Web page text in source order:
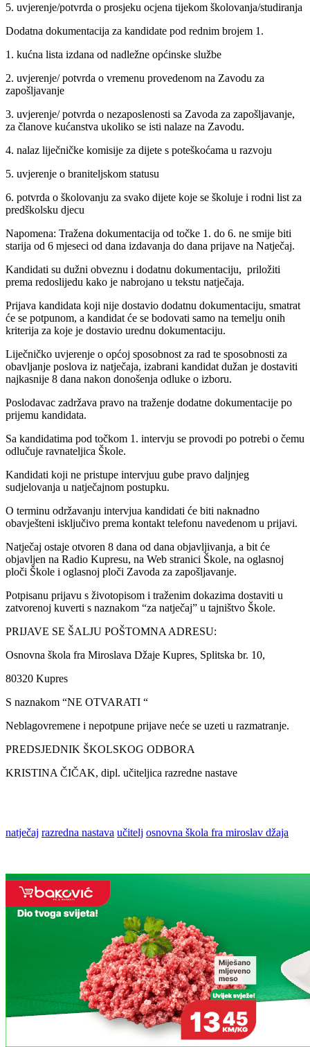
5. uvjerenje/potvrda o prosjeku ocjena tijekom školovanja/studiranja
Dodatna dokumentacija za kandidate pod rednim brojem 1.
1. kućna lista izdana od nadležne općinske službe
2. uvjerenje/ potvrda o vremenu provedenom na Zavodu za
zapošljavanje
3. uvjerenje/ potvrda o nezaposlenosti sa Zavoda za zapošljavanje,
za članove kućanstva ukoliko se isti nalaze na Zavodu.
4. nalaz liječničke komisije za dijete s poteškoćama u razvoju
5. uvjerenje o braniteljskom statusu
6. potvrda o školovanju za svako dijete koje se školuje i rodni list za
predškolsku djecu
Napomena: Tražena dokumentacija od točke 1. do 6. ne smije biti
starija od 6 mjeseci od dana izdavanja do dana prijave na Natječaj.
Kandidati su dužni obveznu i dodatnu dokumentaciju, priložiti
prema redoslijedu kako je nabrojano u tekstu natječaja.
Prijava kandidata koji nije dostavio dodatnu dokumentaciju, smatrat
će se potpunom, a kandidat će se bodovati samo na temelju onih
kriterija za koje je dostavio urednu dokumentaciju.
Liječničko uvjerenje o općoj sposobnost za rad te sposobnosti za
obavljanje poslova iz natječaja, izabrani kandidat dužan je dostaviti
najkasnije 8 dana nakon donošenja odluke o izboru.
Poslodavac zadržava pravo na traženje dodatne dokumentacije po
prijemu kandidata.
Sa kandidatima pod točkom 1. intervju se provodi po potrebi o čemu
odlučuje ravnateljica Škole.
Kandidati koji ne pristupe intervjuu gube pravo daljnjeg
sudjelovanja u natječajnom postupku.
O terminu održavanju intervjua kandidati će biti naknadno
obavješteni isključivo prema kontakt telefonu navedenom u prijavi.
Natječaj ostaje otvoren 8 dana od dana objavljivanja, a bit će
objavljen na Radio Kupresu, na Web stranici Škole, na oglasnoj
ploči Škole i oglasnoj ploči Zavoda za zapošljavanje.
Potpisanu prijavu s životopisom i traženim dokazima dostaviti u
zatvorenoj kuverti s naznakom “za natječaj” u tajništvo Škole.
PRIJAVE SE ŠALJU POŠTOMNA ADRESU:
Osnovna škola fra Miroslava Džaje Kupres, Splitska br. 10,
80320 Kupres
S naznakom “NE OTVARATI “
Neblagovremene i nepotpune prijave neće se uzeti u razmatranje.
PREDSJEDNIK ŠKOLSKOG ODBORA
KRISTINA ČIČAK, dipl. učiteljica razredne nastave
natječaj razredna nastava učitelj osnovna škola fra miroslav džaja